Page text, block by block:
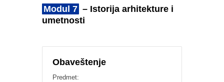
Modul 7 – Istorija arhitekture i
umetnosti
Obaveštenje
Predmet: